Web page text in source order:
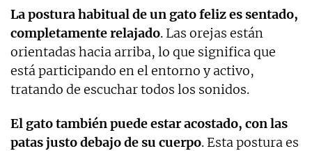
La postura habitual de un gato feliz es sentado,
completamente relajado. Las orejas están
orientadas hacia arriba, lo que significa que
está participando en el entorno y activo,
tratando de escuchar todos los sonidos.
El gato también puede estar acostado, con las
patas justo debajo de su cuerpo. Esta postura es